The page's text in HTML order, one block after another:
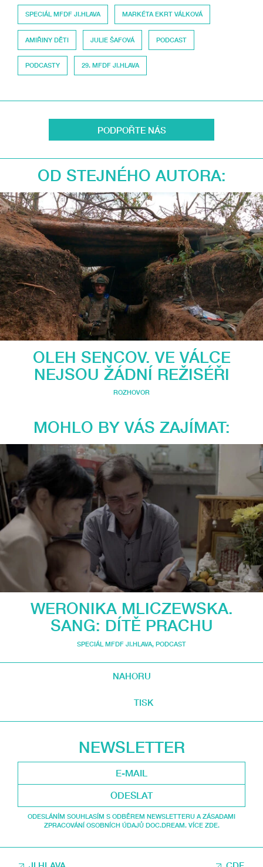
SPECIÁL MFDF JI.HLAVA MARKÉTA EKRT VÁLKOVÁ
AMIŘINY DĚTI JULIE ŠAFOVÁ PODCAST
PODCASTY 29. MFDF JI.HLAVA
PODPOŘTE NÁS
OD STEJNÉHO AUTORA:
OLEH SENCOV. VE VÁLCE
NEJSOU ŽÁDNÍ REŽISÉŘI
ROZHOVOR
MOHLO BY VÁS ZAJÍMAT:
WERONIKA MLICZEWSKA.
SANG: DÍTĚ PRACHU
SPECIÁL MFDF JI.HLAVA PODCAST
NAHORU
TISK
NEWSLETTER
ODESLAT
ODESLÁNÍM SOUHLASÍM S ODBĚREM NEWSLETTERU A ZÁSADAMI
ZPRACOVÁNÍ OSOBNÍCH ÚDAJŮ DOC.DREAM. VÍCE ZDE.